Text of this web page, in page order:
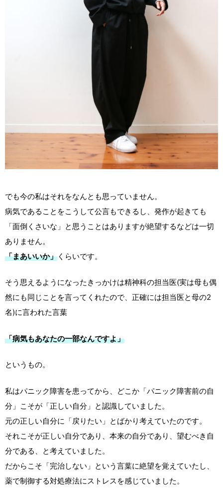
でも今の私はそれをなんとも思っていません。
病気であることをこうして公言もできるし、発作が起きても
「面倒くさいな」と思うことはありますが絶望するなどは一切
ありません。
「まあいいか」 くらいです。
そう思えるようになったきっかけは精神科の担当医(実は母も偶
然にも同じことを言ってくれたので、正確には担当医と母の2
名)に言われた言葉
「病気もあなたの一部なんですよ」
というもの。
私はパニック障害を患ってから、どこか「パニック障害前の自
分」こそが「正しい自分」と認識していました。
元の正しい自分に「戻りたい」とばかり考えていたのです。
それこそが正しい自分であり、本来の自分であり、望むべき自
分である、と考えていました。
だからこそ「完治しない」という言葉に絶望を覚えていたし、
薬で制御する対処療法にストレスを感じていました。